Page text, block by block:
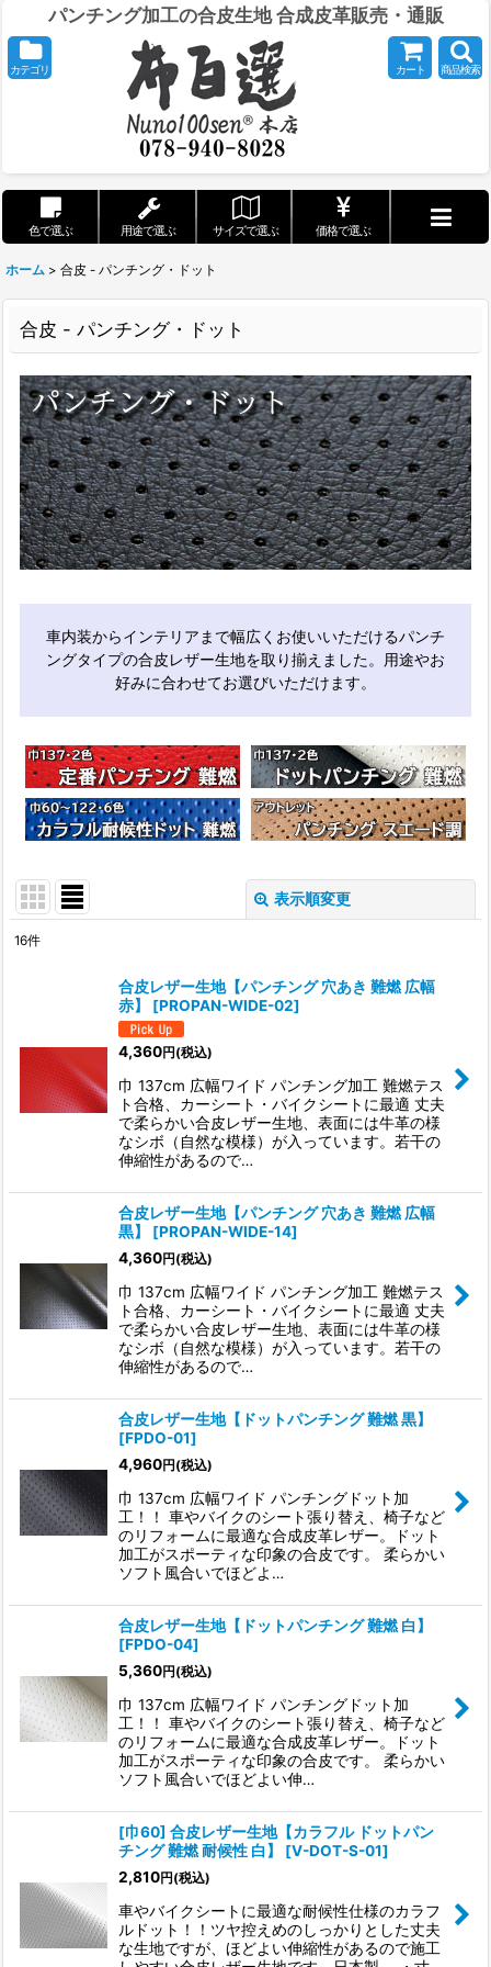
パンチング加工の合皮生地 合成皮革販売・通販
カテゴリ カート 商品検索
色で選ぶ 用途で選ぶ サイズで選ぶ 価格で選ぶ
ホーム > 合皮 - パンチング・ドット
合皮 - パンチング・ドット
車内装からインテリアまで幅広くお使いいただけるパンチ
ングタイプの合皮レザー生地を取り揃えました。用途やお
好みに合わせてお選びいただけます。
表示順変更
並び順:
絞り込む
16件
合皮レザー生地【パンチング 穴あき 難燃 広幅
赤】
[PROPAN-WIDE-02]
4,360円 (税込)
巾 137cm 広幅ワイド パンチング加工 難燃テス
ト合格、カーシート・バイクシートに最適 丈夫
で柔らかい合皮レザー生地、表面には牛革の様
なシボ（自然な模様）が入っています。若干の
伸縮性があるので…
合皮レザー生地【パンチング 穴あき 難燃 広幅
黒】
[PROPAN-WIDE-14]
4,360円 (税込)
巾 137cm 広幅ワイド パンチング加工 難燃テス
ト合格、カーシート・バイクシートに最適 丈夫
で柔らかい合皮レザー生地、表面には牛革の様
なシボ（自然な模様）が入っています。若干の
伸縮性があるので…
合皮レザー生地【ドットパンチング 難燃 黒】
[FPDO-01]
4,960円 (税込)
巾 137cm 広幅ワイド パンチングドット加
工！！ 車やバイクのシート張り替え、椅子など
のリフォームに最適な合成皮革レザー。ドット
加工がスポーティな印象の合皮です。 柔らかい
ソフト風合いでほどよ…
合皮レザー生地【ドットパンチング 難燃 白】
[FPDO-04]
5,360円 (税込)
巾 137cm 広幅ワイド パンチングドット加
工！！ 車やバイクのシート張り替え、椅子など
のリフォームに最適な合成皮革レザー。ドット
加工がスポーティな印象の合皮です。 柔らかい
ソフト風合いでほどよい伸…
[巾60] 合皮レザー生地【カラフル ドットパン
チング 難燃 耐候性 白】
[V-DOT-S-01]
2,810円 (税込)
車やバイクシートに最適な耐候性仕様のカラフ
ルドット！！ツヤ控えめのしっかりとした丈夫
な生地ですが、ほどよい伸縮性があるので施工